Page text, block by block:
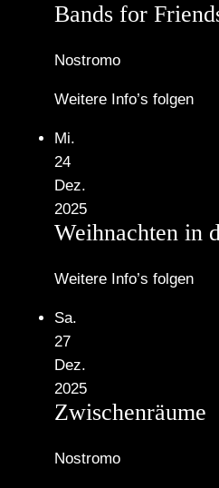
Bands for
Nostromo
Weitere Info’s folgen
Mi.
24
Dez.
2025
Weihnachten in
Weitere Info’s folgen
Sa.
27
Dez.
2025
Zwischenräume
Nostromo